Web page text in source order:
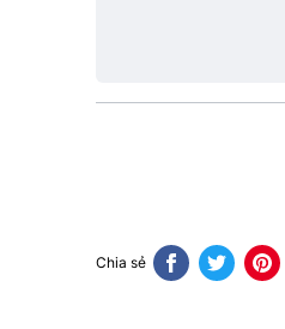
Chia sẻ